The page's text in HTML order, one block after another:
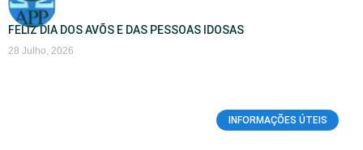
FELIZ DIA DOS AVÕS E DAS PESSOAS IDOSAS
28 Julho, 2026
INFORMAÇÕES ÚTEIS